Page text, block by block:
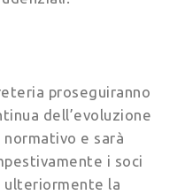
proseguiranno
dell’evoluzione
e sarà
i soci
ulteriormente la